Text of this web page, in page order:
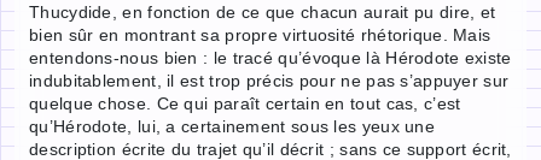
Thucydide, en fonction de ce que chacun aurait pu dire, et
bien sûr en montrant sa propre virtuosité rhétorique. Mais
entendons-nous bien : le tracé qu’évoque là Hérodote existe
indubitablement, il est trop précis pour ne pas s’appuyer sur
quelque chose. Ce qui paraît certain en tout cas, c’est
qu’Hérodote, lui, a certainement sous les yeux une
description écrite du trajet qu’il décrit ; sans ce support écrit,